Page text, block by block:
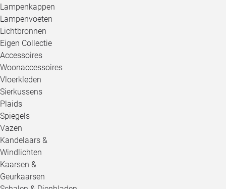
Lampenkappen
Lampenvoeten
Lichtbronnen
Eigen Collectie
Accessoires
Woonaccessoires
Vloerkleden
Sierkussens
Plaids
Spiegels
Vazen
Kandelaars &
Windlichten
Kaarsen &
Geurkaarsen